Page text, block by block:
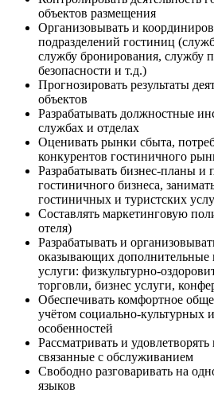
объектов размещения
Организовывать и
подразделений гостиниц
службу бронирования, службу
безопасности и т.д.)
Прогнозировать результаты
объектов
Разрабатывать должностные
службах и отделах
Оценивать рынки сбыта,
конкурентов гостиничного
Разрабатывать бизнес-планы и
гостиничного бизнеса,
гостиничных и туристских
Составлять маркетинговую
отеля)
Разрабатывать и
оказывающих дополнительные
услуги: физкультурно-
торговли, бизнес услуги,
Обеспечивать комфортное
учётом социально-культурных
особенностей
Рассматривать и
связанные с обслуживанием
Свободно разговаривать на
языков